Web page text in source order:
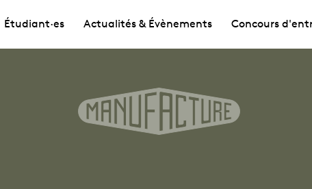
Étudiant·es Actualités & Évènements Concours